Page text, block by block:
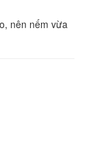
nên nếm vừa